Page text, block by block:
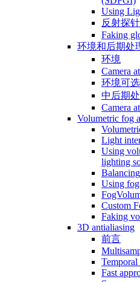
Using
反射探针
Faking
环境和后期处
环境
Camera
环境可
中后期
Camera
Volumetric fog
Light
Using
lighting
Using
Custom
Faking
3D antialiasing
前言
Fast